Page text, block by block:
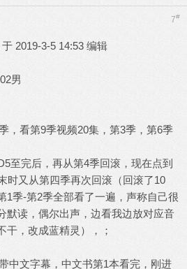
7#
2019-3-5 14:53 编辑
男
，看第9季视频20集，第3季，第6季
至完后，再从第4季回滚，现在点到
时又从第四季再次回滚（回滚了10
1季-第2季全部看了一遍，声称自己很
默读，偶尔出声，边看我边放对应音
干，改成蓝精灵），；
中文字幕，中文书第1本看完，刚进